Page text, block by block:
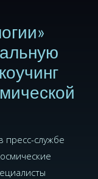
пресс-службе